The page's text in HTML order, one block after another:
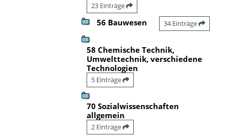
23 Einträge
56 Bauwesen 34 Einträge
58 Chemische Technik,
Umwelttechnik, verschiedene
Technologien
5 Einträge
70 Sozialwissenschaften
allgemein
2 Einträge